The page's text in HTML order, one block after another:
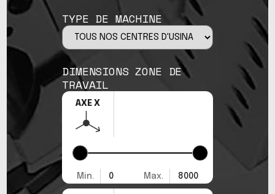
TYPE DE MACHINE
DIMENSIONS ZONE DE
TRAVAIL
AXE X
Min. 0 Max. 8000